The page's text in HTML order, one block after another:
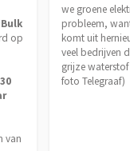
op
van
we groene
probleem,
komt uit
veel bedrijven
grijze
foto Telegraaf)